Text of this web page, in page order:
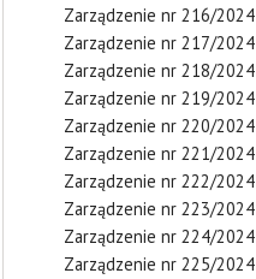
Zarządzenie nr 216/2024
Zarządzenie nr 217/2024
Zarządzenie nr 218/2024
Zarządzenie nr 219/2024
Zarządzenie nr 220/2024
Zarządzenie nr 221/2024
Zarządzenie nr 222/2024
Zarządzenie nr 223/2024
Zarządzenie nr 224/2024
Zarządzenie nr 225/2024